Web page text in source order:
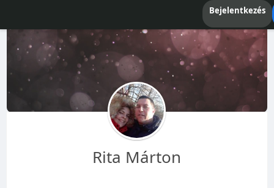
Bejelentkezés
Rita Márton